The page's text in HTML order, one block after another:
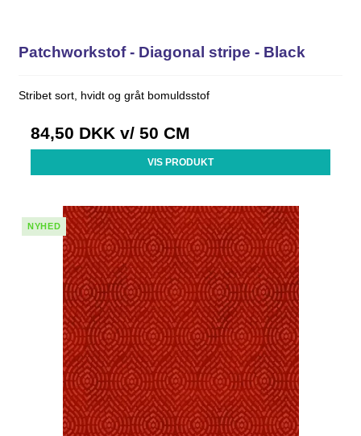
Patchworkstof - Diagonal stripe - Black
Stribet sort, hvidt og gråt bomuldsstof
84,50 DKK v/ 50 CM
VIS PRODUKT
NYHED